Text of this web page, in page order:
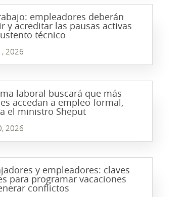
empleadores deberán
y acreditar las pausas activas
técnico
2026
laboral buscará que más
accedan a empleo formal,
el ministro Sheput
2026
y empleadores: claves
para programar vacaciones
conflictos